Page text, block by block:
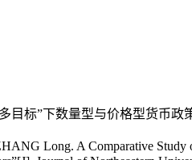
目标”下数量型与价格型货币
Long. A Comparative Study